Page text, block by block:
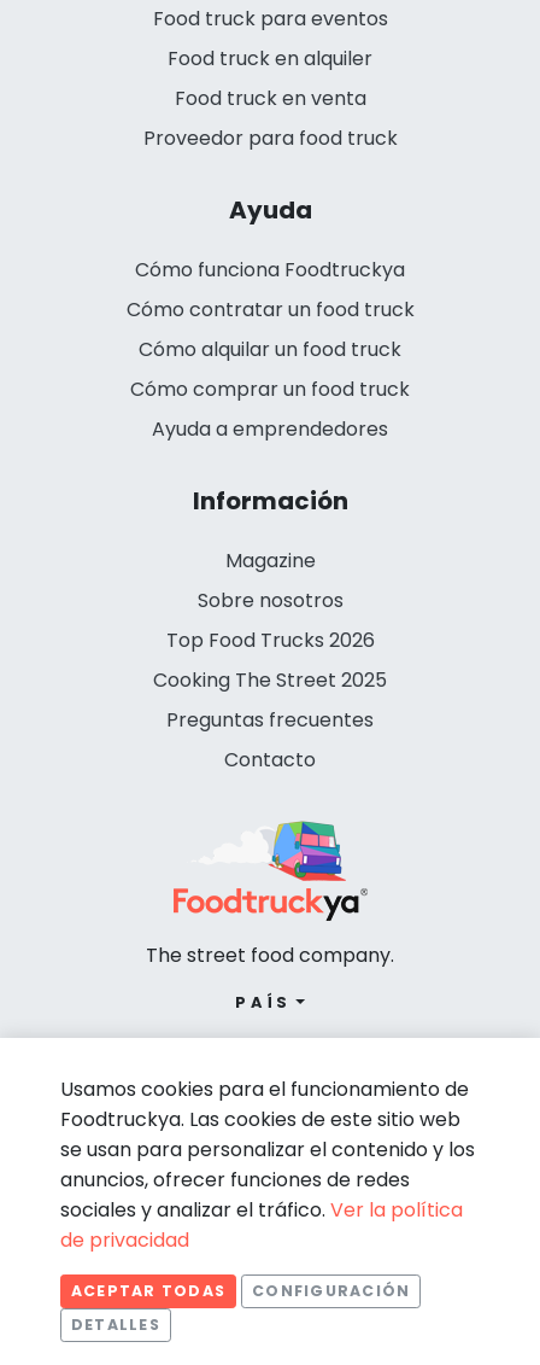
Food truck para eventos
Food truck en alquiler
Food truck en venta
Proveedor para food truck
Ayuda
Cómo funciona Foodtruckya
Cómo contratar un food truck
Cómo alquilar un food truck
Cómo comprar un food truck
Ayuda a emprendedores
Información
Magazine
Sobre nosotros
Top Food Trucks 2026
Cooking The Street 2025
Preguntas frecuentes
Contacto
The street food company.
PAÍS
© Foodtruckya 2026
Condiciones de contratación Política de privacidad
Aviso legal
Usamos cookies para el funcionamiento de
Foodtruckya. Las cookies de este sitio web
se usan para personalizar el contenido y los
anuncios, ofrecer funciones de redes
sociales y analizar el tráfico. Ver la política
de privacidad
ACEPTAR TODAS
CONFIGURACIÓN
DETALLES